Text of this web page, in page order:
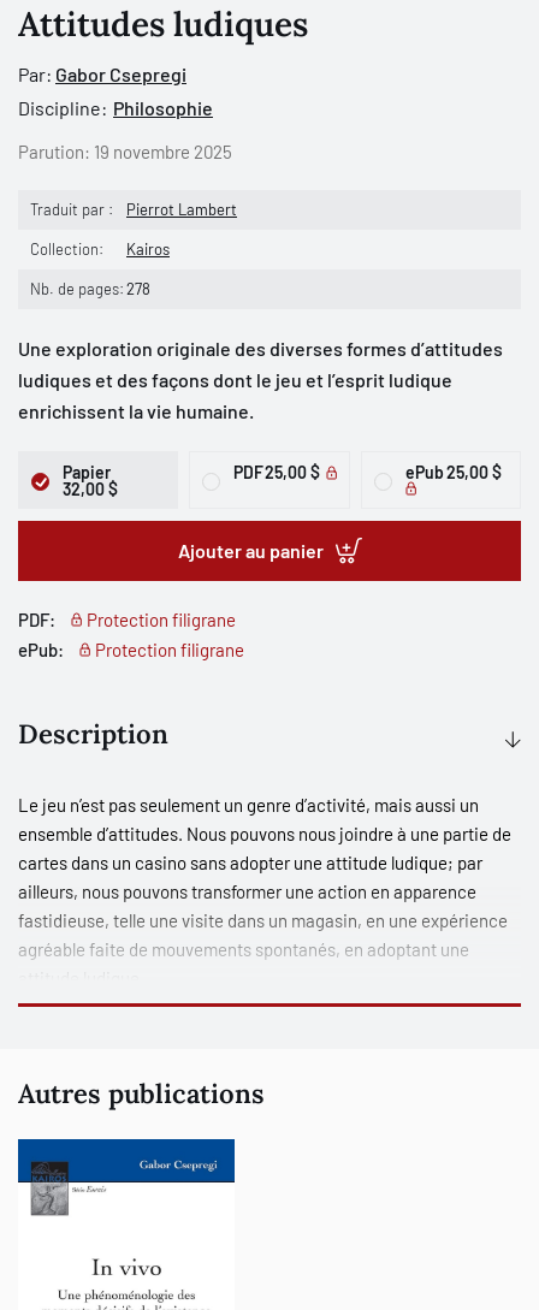
Attitudes ludiques
Par: Gabor Csepregi
Discipline: Philosophie
Parution: 19 novembre 2025
Traduit par : Pierrot Lambert
Collection: Kairos
Nb. de pages:278
Une exploration originale des diverses formes d’attitudes
ludiques et des façons dont le jeu et l’esprit ludique
enrichissent la vie humaine.
Papier
32,00 $
PDF25,00 $ ePub25,00 $
Ajouter au panier
PDF:
Protection filigrane
ePub:
Protection filigrane
Description
Le jeu n’est pas seulement un genre d’activité, mais aussi un
ensemble d’attitudes. Nous pouvons nous joindre à une partie de
cartes dans un casino sans adopter une attitude ludique; par
ailleurs, nous pouvons transformer une action en apparence
fastidieuse, telle une visite dans un magasin, en une expérience
agréable faite de mouvements spontanés, en adoptant une
bonne humeur, y compris les situations sérieuses et les situations
comment nos attitudes ludiques redéfinissent et façonnent
diverses activités et expériences dans toutes sortes
le culte religieux jusqu’aux conflits politiques ou une simple
promenade en ville. Grâce à des attitudes ludiques, nous
Autres publications